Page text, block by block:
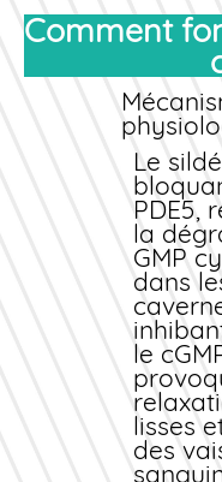
(BPF/
lots
totale
votre
Comment fonctionne le sildénafil
Le
PDE5,
la
GMP
dans
le
lisses
des